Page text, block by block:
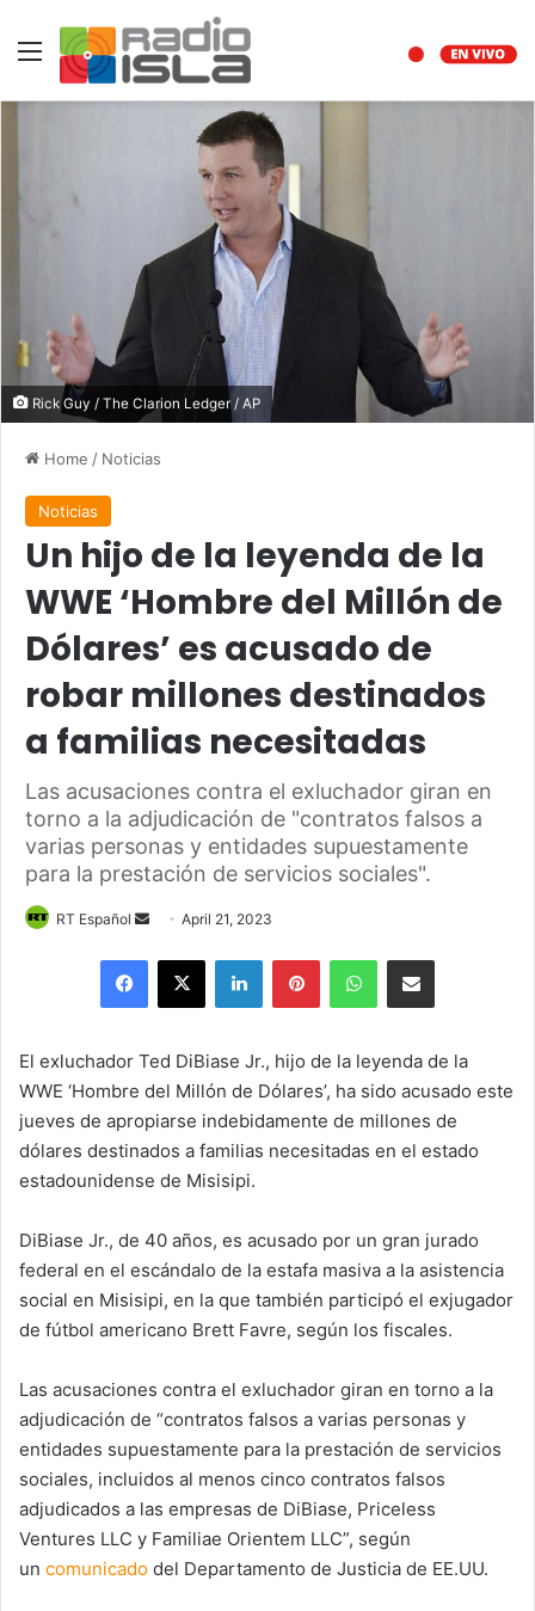
Menu
Rick Guy / The Clarion Ledger / AP
Home / Noticias
Noticias
Un hijo de la leyenda de la
WWE ‘Hombre del Millón de
Dólares’ es acusado de
robar millones destinados
a familias necesitadas
Las acusaciones contra el exluchador giran en
torno a la adjudicación de "contratos falsos a
varias personas y entidades supuestamente
para la prestación de servicios sociales".
RT Español
Send
email
April 21, 2023
Facebook
X LinkedInPinterestWhatsAppShare via Email
El exluchador Ted DiBiase Jr., hijo de la leyenda de la
WWE ‘Hombre del Millón de Dólares’, ha sido acusado este
jueves de apropiarse indebidamente de millones de
dólares destinados a familias necesitadas en el estado
estadounidense de Misisipi.
DiBiase Jr., de 40 años, es acusado por un gran jurado
federal en el escándalo de la estafa masiva a la asistencia
social en Misisipi, en la que también participó el exjugador
de fútbol americano Brett Favre, según los fiscales.
Las acusaciones contra el exluchador giran en torno a la
adjudicación de “contratos falsos a varias personas y
entidades supuestamente para la prestación de servicios
sociales, incluidos al menos cinco contratos falsos
adjudicados a las empresas de DiBiase, Priceless
Ventures LLC y Familiae Orientem LLC”, según
un comunicado del Departamento de Justicia de EE.UU.